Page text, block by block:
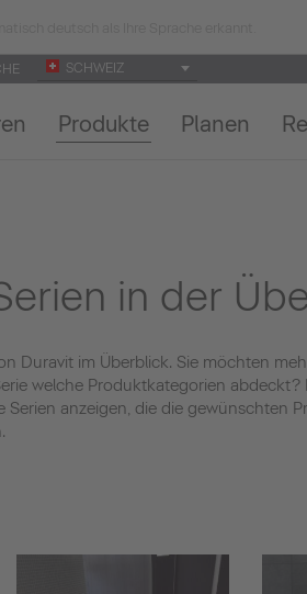
SCHWEIZ
Produkte Planen
in der
Duravit im Überblick. Sie möchten
welche Produktkategorien
Serien anzeigen, die die gewünschten